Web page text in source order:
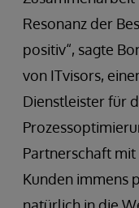
Resonanz der
positiv“, sagte
von ITvisors,
Dienstleister für
Partnerschaft
Kunden immens